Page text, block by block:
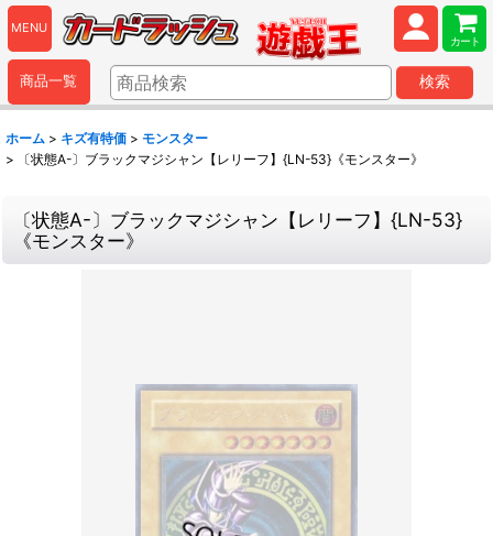
MENU
カート
商品一覧 検索
ホーム > キズ有特価 > モンスター
>
〔状態A-〕ブラックマジシャン【レリーフ】{LN-53}《モンスター》
〔状態A-〕ブラックマジシャン【レリーフ】{LN-53}
《モンスター》